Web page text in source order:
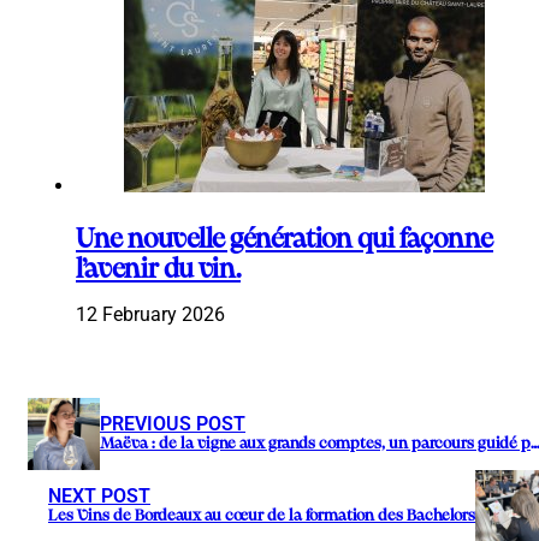
Une nouvelle génération qui façonne
l’avenir du vin.
12 February 2026
PREVIOUS POST
Maëva : de la vigne aux grands comptes, un parcours guidé par la passion du vin.
NEXT POST
Les Vins de Bordeaux au cœur de la formation des Bachelors